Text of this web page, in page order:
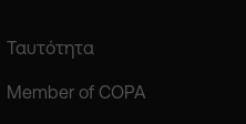
Ταυτότητα
Member of COPA